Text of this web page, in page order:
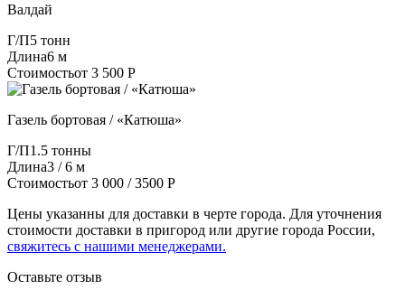
Валдай
Г/П5 тонн
Длина6 м
Стоимостьот 3 500 Р
Газель бортовая / «Катюша»
Г/П1.5 тонны
Длина3 / 6 м
Стоимостьот 3 000 / 3500 Р
Цены указанны для доставки в черте города. Для уточнения
стоимости доставки в пригород или другие города России,
свяжитесь с нашими менеджерами.
Оставьте отзыв